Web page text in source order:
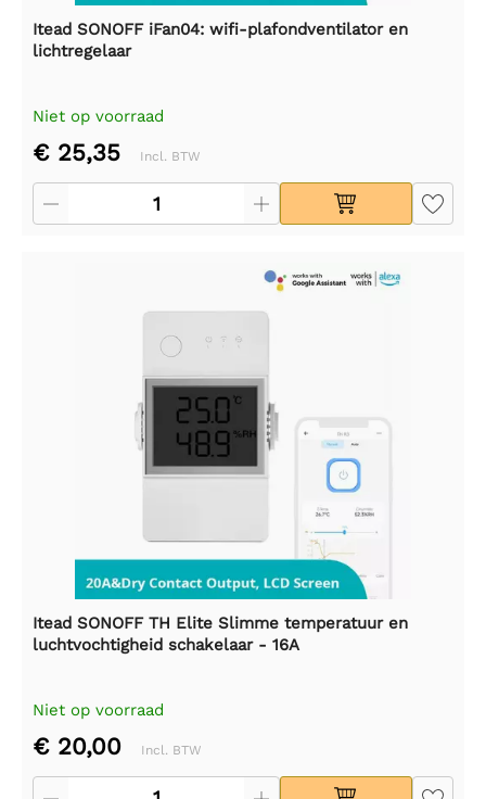
Itead SONOFF iFan04: wifi-plafondventilator en
lichtregelaar
Niet op voorraad
€ 25,35 Incl. BTW
Itead SONOFF TH Elite Slimme temperatuur en
luchtvochtigheid schakelaar - 16A
Niet op voorraad
€ 20,00 Incl. BTW